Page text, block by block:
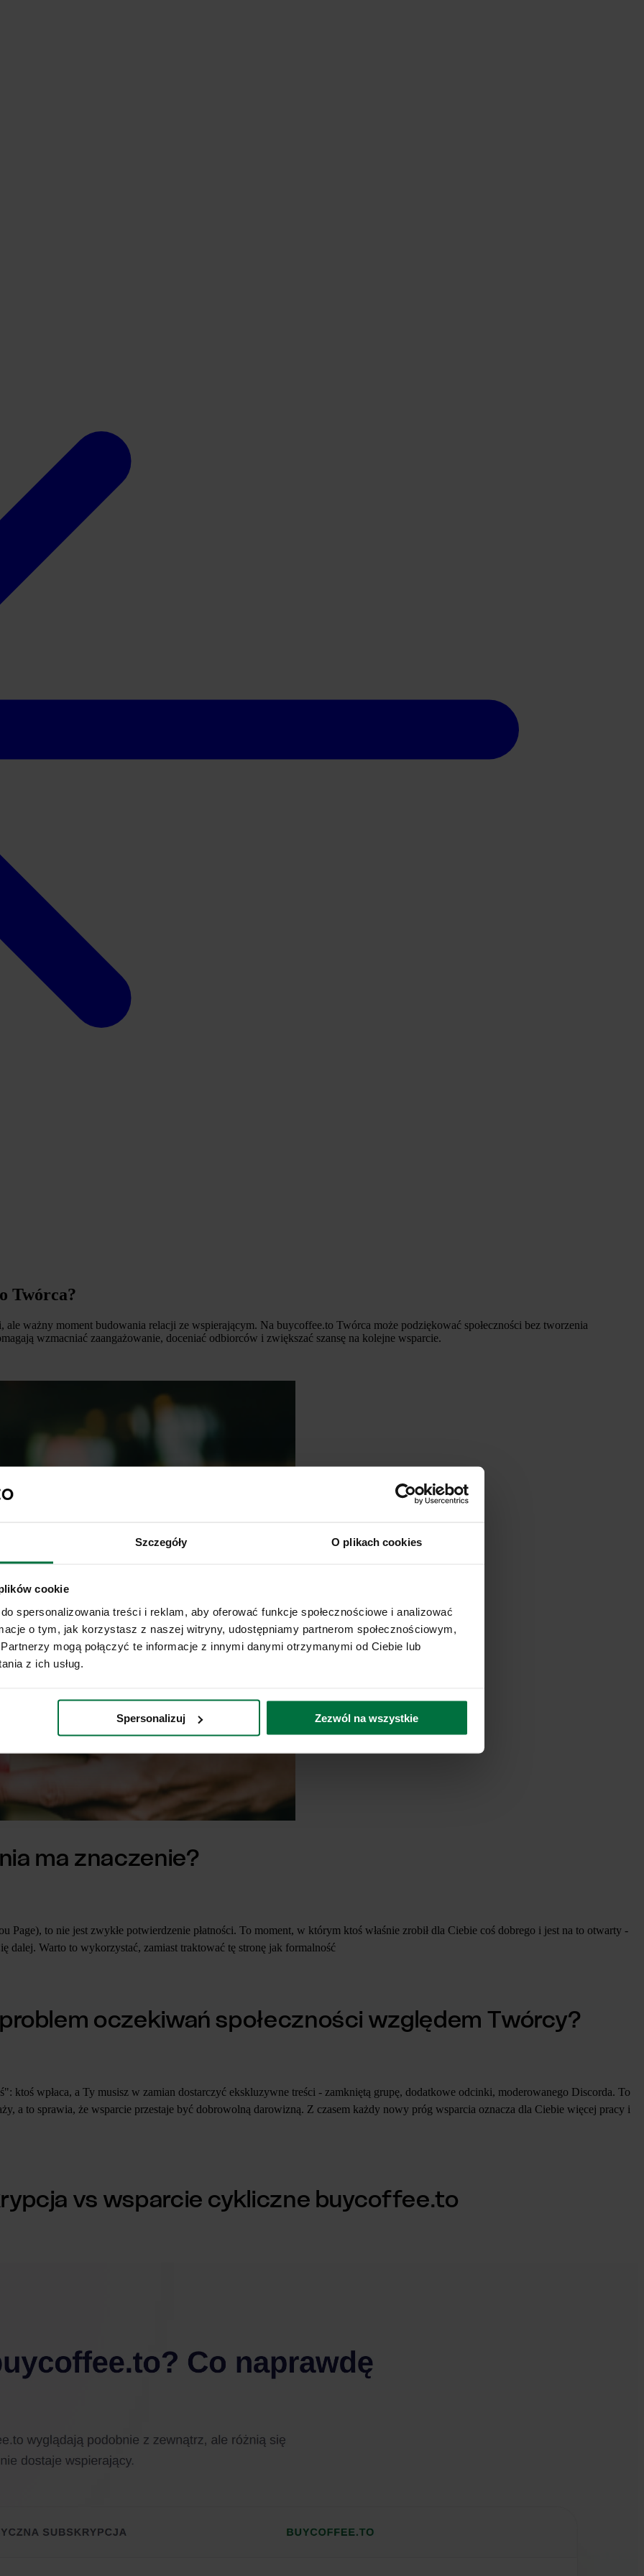
Szczegóły O plikach cookies
cookie
spersonalizowania treści i reklam, aby oferować funkcje społecznościowe i analizować
o tym, jak korzystasz z naszej witryny, udostępniamy partnerom społecznościowym,
mogą połączyć te informacje z innymi danymi otrzymanymi od Ciebie lub
z ich usług.
Spersonalizuj Zezwól na wszystkie
Twórca?
ważny moment budowania relacji ze wspierającym. Na buycoffee.to Twórca może podziękować społeczności bez tworzenia
wzmacniać zaangażowanie, doceniać odbiorców i zwiększać szansę na kolejne wsparcie.
ma znaczenie?
to nie jest zwykłe potwierdzenie płatności. To moment, w którym ktoś właśnie zrobił dla Ciebie coś dobrego i jest na to otwarty -
dalej. Warto to wykorzystać, zamiast traktować tę stronę jak formalność
oczekiwań społeczności względem Twórcy?
ktoś wpłaca, a Ty musisz w zamian dostarczyć ekskluzywne treści - zamkniętą grupę, dodatkowe odcinki, moderowanego Discorda. To
a to sprawia, że wsparcie przestaje być dobrowolną darowizną. Z czasem każdy nowy próg wsparcia oznacza dla Ciebie więcej pracy i
vs wsparcie cykliczne buycoffee.to